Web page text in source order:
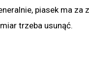
piasek ma za
trzeba usunąć.